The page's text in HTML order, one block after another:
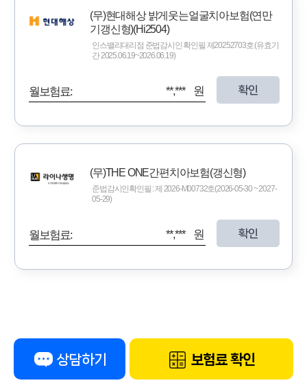
(무)현대해상 밝게웃는얼굴치아보험(연만
기갱신형)(Hi2504)
인스밸리대리점 준법감시인 확인필 제20252703호 (유효기
간 2025.06.19~2026.06.19)
월보험료: **,*** 원 확인
(무)THE ONE간편치아보험(갱신형)
준법감시인확인필 : 제 2026-M00732호(2026-05-30 ~ 2027-
05-29)
월보험료: **,*** 원 확인
상담하기 보험료 확인